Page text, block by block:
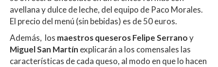
avellana y dulce de leche, del equipo de Paco Morales.
El precio del menú (sin bebidas) es de 50 euros.
Además, los maestros queserosFelipe Serranoy
Miguel San Martín explicarán a los comensales las
características de cada queso, al modo en que lo hacen